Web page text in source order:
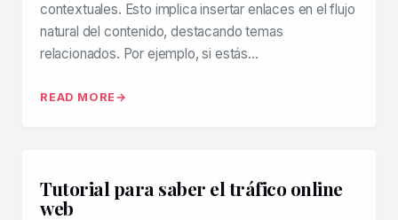
contextuales. Esto implica insertar enlaces en el flujo
natural del contenido, destacando temas
relacionados. Por ejemplo, si estás…
READ MORE
Tutorial para saber el tráfico online
web